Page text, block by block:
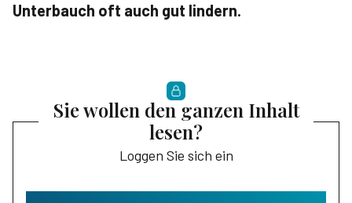
Unterbauch oft auch gut lindern.
Sie wollen den ganzen Inhalt
lesen?
Loggen Sie sich ein